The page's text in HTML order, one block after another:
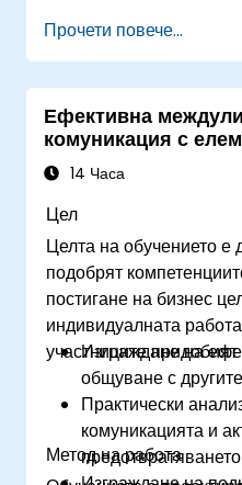
екип или поднасяте
ефективната
мощните умения за
среда за открита
е от решаващо
комуникацията.
засегнати в този курс,
ви да упражнявате
тип разговор, да
взаимоотношенията и
Прочети повече...
Ефективна
комуникация с
14 Часа
Цел
Целта на обучението е
подобрят
постигане на бизнес
индивидуалната
участниците
Изграждане на
общуване с другите
Практически
комуникацията и
Метод на работа